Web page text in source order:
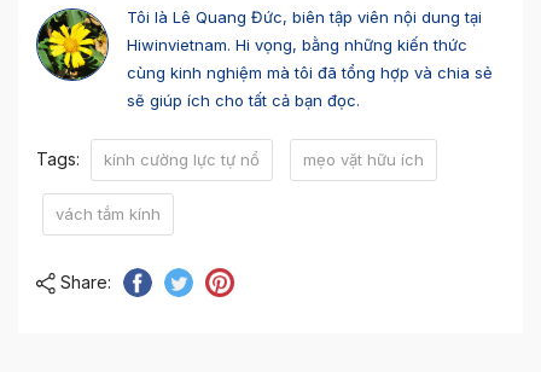
Tôi là Lê Quang Đức, biên tập viên nội dung tại
Hiwinvietnam. Hi vọng, bằng những kiến thức
cùng kinh nghiệm mà tôi đã tổng hợp và chia sẻ
sẽ giúp ích cho tất cả bạn đọc.
Tags: kính cường lực tự nổ mẹo vặt hữu ích
vách tắm kính
Share: